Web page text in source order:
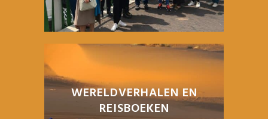
WERELDVERHALEN EN
REISBOEKEN